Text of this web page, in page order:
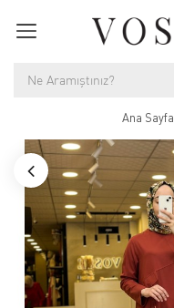
Ana Sayfa